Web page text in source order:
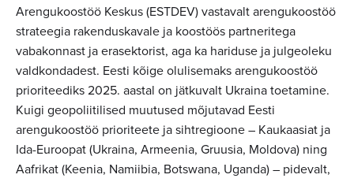
Arengukoostöö Keskus (ESTDEV) vastavalt arengukoostöö
strateegia rakenduskavale ja koostöös partneritega
vabakonnast ja erasektorist, aga ka hariduse ja julgeoleku
valdkondadest. Eesti kõige olulisemaks arengukoostöö
prioriteediks 2025. aastal on jätkuvalt Ukraina toetamine.
Kuigi geopoliitilised muutused mõjutavad Eesti
arengukoostöö prioriteete ja sihtregioone – Kaukaasiat ja
Ida-Euroopat (Ukraina, Armeenia, Gruusia, Moldova) ning
Aafrikat (Keenia, Namiibia, Botswana, Uganda) – pidevalt,